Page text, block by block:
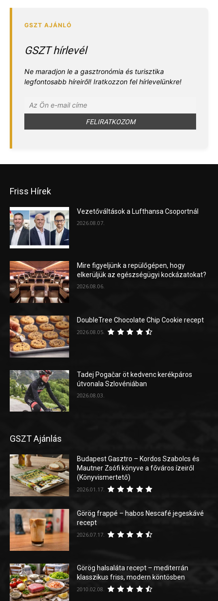
GSZT hírlevél
Ne maradjon le a gasztronómia és turisztika
legfontosabb híreiről! Iratkozzon fel hírlevelünkre!
Friss Hírek
Vezetőváltások a Lufthansa Csoportnál
2026.08.07.
Mire figyeljünk a repülőgépen, hogy
elkerüljük az egészségügyi kockázatokat?
2026.08.06.
DoubleTree Chocolate Chip Cookie recept
2026.08.05.
Tadej Pogačar öt kedvenc kerékpáros
útvonala Szlovéniában
2026.08.03.
GSZT Ajánlás
Budapest Gasztro – Kordos Szabolcs és
Mautner Zsófi könyve a főváros ízeiről
(Könyvismertető)
2026.01.17.
Görög frappé – habos Nescafé jegeskávé
recept
2026.07.17.
Görög halsaláta recept – mediterrán
klasszikus friss, modern köntösben
2010.02.08.